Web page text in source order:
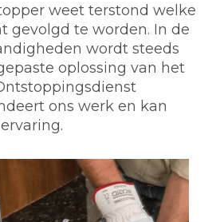
weet terstond welke
gevolgd te worden. In de
wordt steeds
oplossing van het
ons werk en kan